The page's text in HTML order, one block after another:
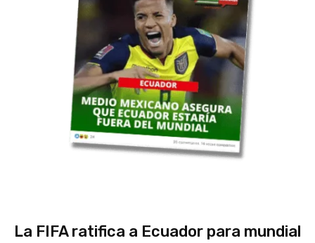
La FIFA ratifica a Ecuador para mundial